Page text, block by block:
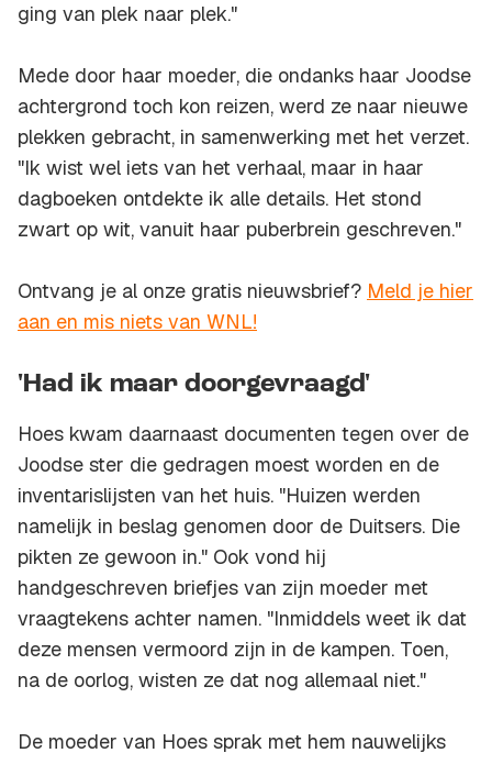
ging van plek naar plek."
Mede door haar moeder, die ondanks haar Joodse
achtergrond toch kon reizen, werd ze naar nieuwe
plekken gebracht, in samenwerking met het verzet.
"Ik wist wel iets van het verhaal, maar in haar
dagboeken ontdekte ik alle details. Het stond
zwart op wit, vanuit haar puberbrein geschreven."
Ontvang je al onze gratis nieuwsbrief? Meld je hier
aan en mis niets van WNL!
'Had ik maar doorgevraagd'
Hoes kwam daarnaast documenten tegen over de
Joodse ster die gedragen moest worden en de
inventarislijsten van het huis. "Huizen werden
namelijk in beslag genomen door de Duitsers. Die
pikten ze gewoon in." Ook vond hij
handgeschreven briefjes van zijn moeder met
vraagtekens achter namen. "Inmiddels weet ik dat
deze mensen vermoord zijn in de kampen. Toen,
na de oorlog, wisten ze dat nog allemaal niet."
De moeder van Hoes sprak met hem nauwelijks